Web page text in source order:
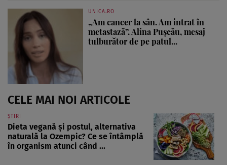
UNICA.RO
„Am cancer la sân. Am intrat în
metastază”. Alina Pușcău, mesaj
tulburător de pe patul...
CELE MAI NOI ARTICOLE
ȘTIRI
Dieta vegană și postul, alternativa
naturală la Ozempic? Ce se întâmplă
în organism atunci când ...